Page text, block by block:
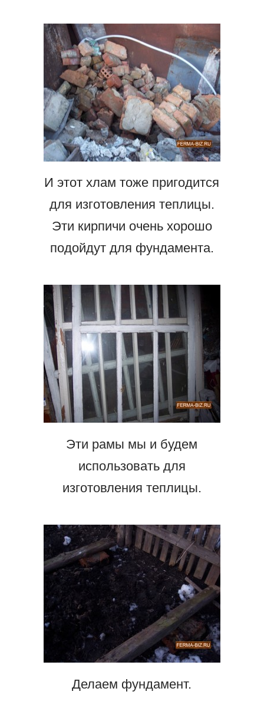
И этот хлам тоже пригодится
для изготовления теплицы.
Эти кирпичи очень хорошо
подойдут для фундамента.
Эти рамы мы и будем
использовать для
изготовления теплицы.
Делаем фундамент.